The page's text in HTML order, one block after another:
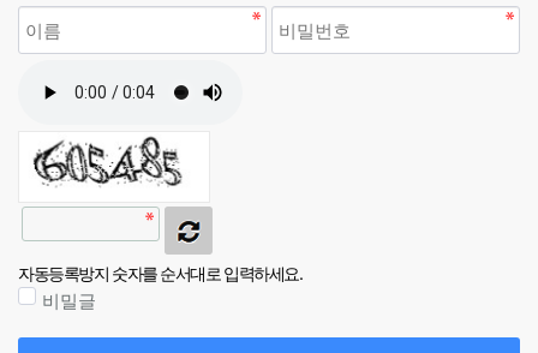
자동등록방지 숫자를 순서대로 입력하세요.
비밀글